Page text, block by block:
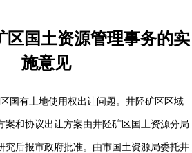
区国土资源管理事务的实
施意见
国有土地使用权出让问题。井陉矿区区域
案和协议出让方案由井陉矿区国土资源分局
究后报市政府批准。由市国土资源局委托井